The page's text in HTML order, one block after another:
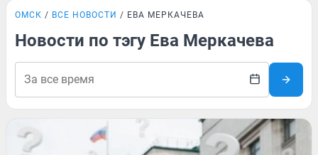
ОМСК ВСЕ НОВОСТИ ЕВА МЕРКАЧЕВА
Новости по тэгу Ева Меркачева